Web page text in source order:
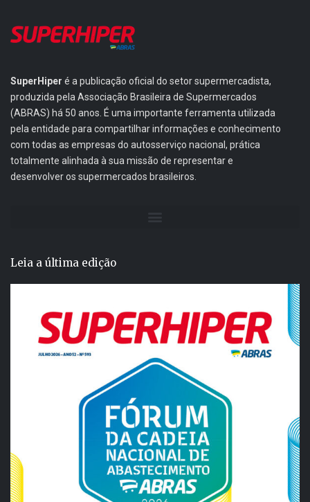
SuperHiper é a publicação oficial do setor supermercadista,
produzida pela Associação Brasileira de Supermercados
(ABRAS) há 50 anos. É uma importante ferramenta utilizada
pela entidade para compartilhar informações e conhecimento
com todas as empresas do autosserviço nacional, prática
totalmente alinhada à sua missão de representar e
desenvolver os supermercados brasileiros.
Leia a última edição